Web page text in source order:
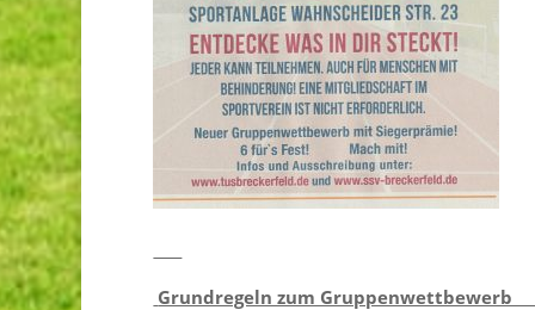
Grundregeln zum